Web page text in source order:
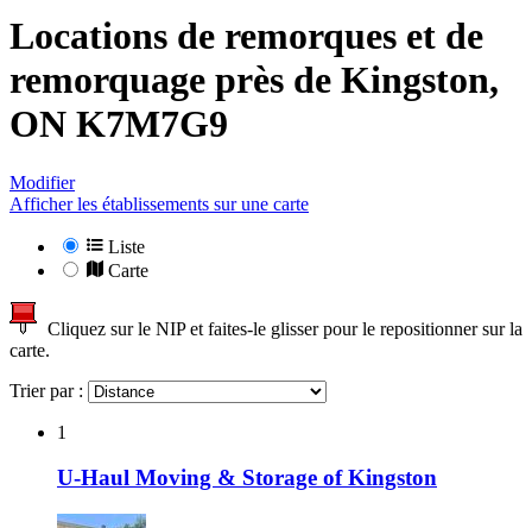
Locations de remorques et de
remorquage près de Kingston,
ON K7M7G9
Modifier
Afficher les établissements sur une carte
Liste
Carte
Cliquez sur le NIP et faites-le glisser pour le repositionner sur la
carte.
Trier par :
1
U-Haul Moving & Storage of Kingston